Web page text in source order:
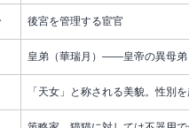
後宮を管理する宦官
皇弟（華瑞月）——皇帝の異母弟
「天女」と称される美貌。性別